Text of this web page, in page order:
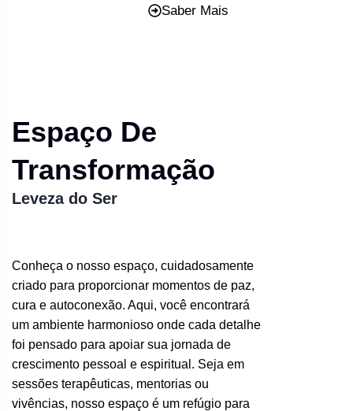
Saber Mais
Espaço De
Transformação
Leveza do Ser
Conheça o nosso espaço, cuidadosamente
criado para proporcionar momentos de paz,
cura e autoconexão. Aqui, você encontrará
um ambiente harmonioso onde cada detalhe
foi pensado para apoiar sua jornada de
crescimento pessoal e espiritual. Seja em
sessões terapêuticas, mentorias ou
vivências, nosso espaço é um refúgio para